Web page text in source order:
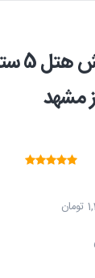
مشهد